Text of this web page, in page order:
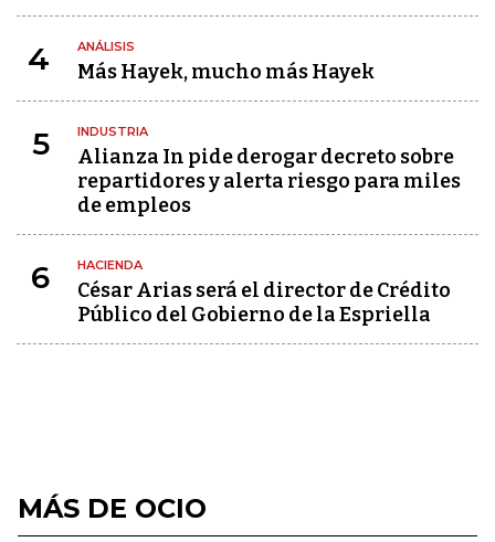
4 ANÁLISIS
Más Hayek, mucho más Hayek
5 INDUSTRIA
Alianza In pide derogar decreto sobre
repartidores y alerta riesgo para miles
de empleos
6 HACIENDA
César Arias será el director de Crédito
Público del Gobierno de la Espriella
MÁS DE OCIO